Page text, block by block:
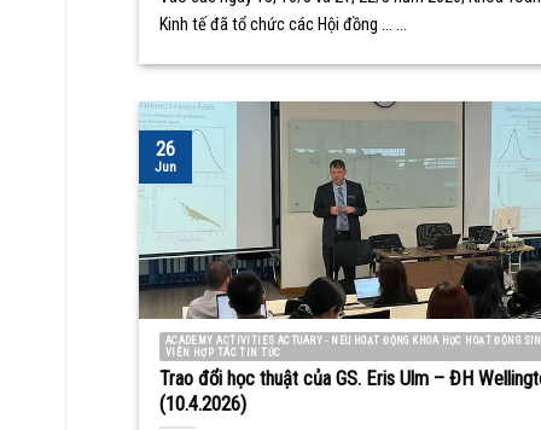
Kinh tế đã tổ chức các Hội đồng ... ...
ACADEMY ACTIVITIES ACTUARY - NEU HOẠT ĐỘNG KHOA HỌC HOẠT ĐỘNG
VIÊN HỢP TÁC TIN TỨC
Trao đổi học thuật của GS. Eris Ulm – ĐH
(10.4.2026)
26
Jun